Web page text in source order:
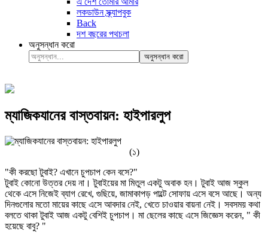
লকডাউন স্ক্র্যাপবুক
Back
দশ বছরের পথচলা
অনুসন্ধান করো
অনুসন্ধান করো
ম্যাজিকযানের বাস্তবায়ন: হাইপারলুপ
(১)
"কী করছো টুবাই? এখানে চুপচাপ কেন বসে?"
টুবাই কোনো উত্তর দেয় না। টুবাইয়ের মা মিতুল একটু অবাক হন। টুবাই আজ স্কুল
থেকে এসে নিজেই ব্যাগ রেখে, গুছিয়ে, জামাকাপড় পাল্টে সোফায় এসে বসে আছে। অন্য
দিনগুলোর মতো মায়ের কাছে এসে আবদার নেই, খেতে চাওয়ার বায়না নেই। সবসময় কথা
বলতে থাকা টুবাই আজ একটু বেশিই চুপচাপ। মা ছেলের কাছে এসে জিজ্ঞেস করেন, " কী
হয়েছে বাবু? "